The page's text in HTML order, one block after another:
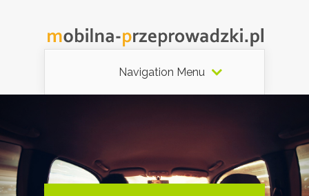
Navigation Menu